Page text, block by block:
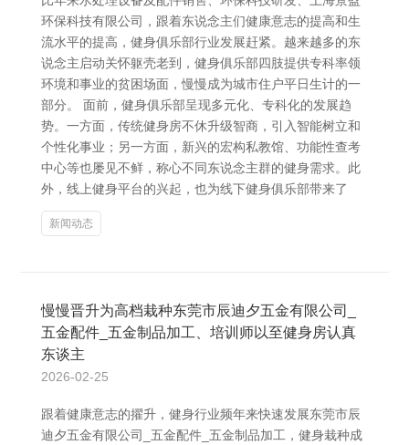
环保科技有限公司，跟着东说念主们健康意志的提高和生
流水平的提高，健身俱乐部行业发展赶紧。越来越多的东
说念主启动关怀躯壳老到，健身俱乐部四肢提供专科率领
环境和事业的贫困场面，慢慢成为城市住户平日生计的一
部分。 面前，健身俱乐部呈现多元化、专科化的发展趋
势。一方面，传统健身房不休升级智商，引入智能树立和
个性化事业；另一方面，新兴的宏构私教馆、功能性查考
中心等也屡见不鲜，称心不同东说念主群的健身需求。此
外，线上健身平台的兴起，也为线下健身俱乐部带来了
新闻动态
慢慢晋升为高档栽种东莞市辰迪夕五金有限公司_
五金配件_五金制品加工、培训师以至健身房认真
东谈主
2026-02-25
跟着健康意志的擢升，健身行业频年来快速发展东莞市辰
迪夕五金有限公司_五金配件_五金制品加工，健身栽种成